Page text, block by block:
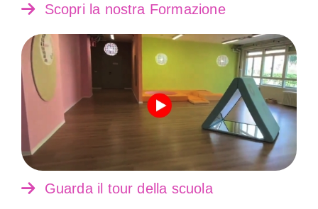
Scopri la nostra Formazione
Guarda il tour della scuola